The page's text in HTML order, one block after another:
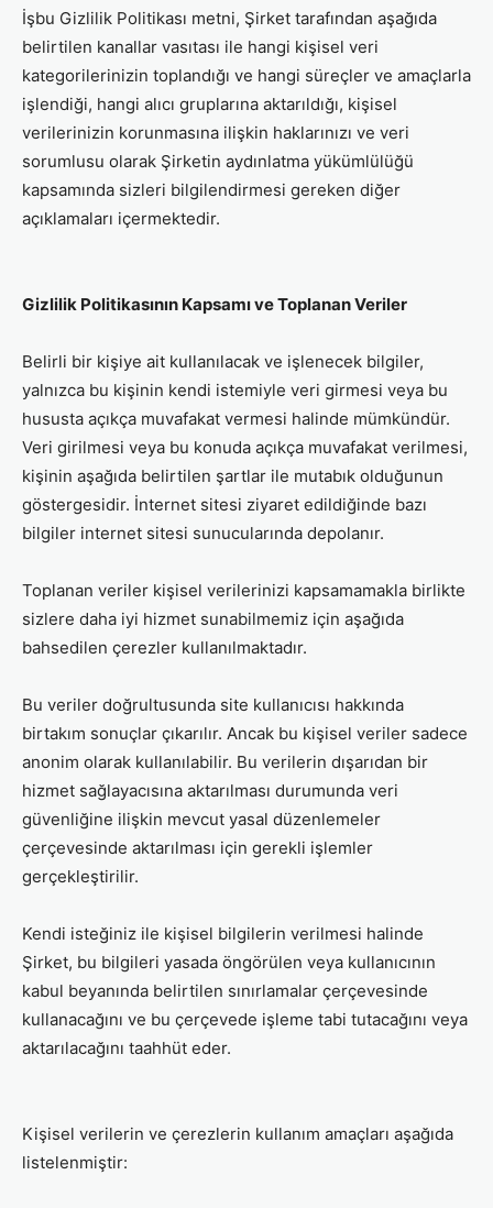
İşbu Gizlilik Politikası metni, Şirket tarafından aşağıda
belirtilen kanallar vasıtası ile hangi kişisel veri
kategorilerinizin toplandığı ve hangi süreçler ve amaçlarla
işlendiği, hangi alıcı gruplarına aktarıldığı, kişisel
verilerinizin korunmasına ilişkin haklarınızı ve veri
sorumlusu olarak Şirketin aydınlatma yükümlülüğü
kapsamında sizleri bilgilendirmesi gereken diğer
açıklamaları içermektedir.
Gizlilik Politikasının Kapsamı ve Toplanan Veriler
Belirli bir kişiye ait kullanılacak ve işlenecek bilgiler,
yalnızca bu kişinin kendi istemiyle veri girmesi veya bu
hususta açıkça muvafakat vermesi halinde mümkündür.
Veri girilmesi veya bu konuda açıkça muvafakat verilmesi,
kişinin aşağıda belirtilen şartlar ile mutabık olduğunun
göstergesidir. İnternet sitesi ziyaret edildiğinde bazı
bilgiler internet sitesi sunucularında depolanır.
Toplanan veriler kişisel verilerinizi kapsamamakla birlikte
sizlere daha iyi hizmet sunabilmemiz için aşağıda
bahsedilen çerezler kullanılmaktadır.
Bu veriler doğrultusunda site kullanıcısı hakkında
birtakım sonuçlar çıkarılır. Ancak bu kişisel veriler sadece
anonim olarak kullanılabilir. Bu verilerin dışarıdan bir
hizmet sağlayacısına aktarılması durumunda veri
güvenliğine ilişkin mevcut yasal düzenlemeler
çerçevesinde aktarılması için gerekli işlemler
gerçekleştirilir.
Kendi isteğiniz ile kişisel bilgilerin verilmesi halinde
Şirket, bu bilgileri yasada öngörülen veya kullanıcının
kabul beyanında belirtilen sınırlamalar çerçevesinde
kullanacağını ve bu çerçevede işleme tabi tutacağını veya
aktarılacağını taahhüt eder.
Kişisel verilerin ve çerezlerin kullanım amaçları aşağıda
listelenmiştir: